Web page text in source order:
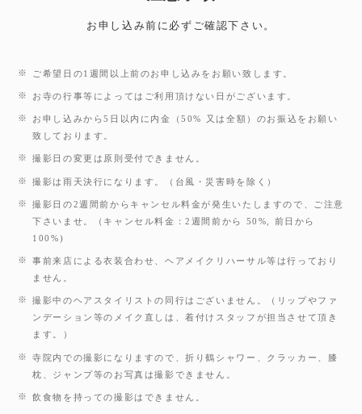
お申し込み前に必ずご確認下さい。
ご希望日の1週間以上前のお申し込みをお願い致します。
お寺の行事等によってはご利用頂けない日がございます。
お申し込みから5日以内に内金（50% 又は全額）のお振込をお願い
致しております。
撮影日の変更は原則受付できません。
撮影は雨天決行になります。（台風・災害時を除く）
撮影日の2週間前からキャンセル料金が発生いたしますので、ご注意
下さいませ。（キャンセル料金：2週間前から 50%, 前日から
100%)
事前来店による衣装合わせ、ヘアメイクリハーサル等は行っており
ません。
撮影中のヘアスタイリストの同行はございません。（リップやファ
ンデーション等のメイク直しは、着付けスタッフが担当させて頂き
ます。）
寺院内での撮影になりますので、折り鶴シャワー、クラッカー、膝
枕、ジャンプ等のお写真は撮影できません。
飲食物を持っての撮影はできません。